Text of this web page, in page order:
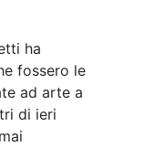
ha
fossero le
ad arte a
di ieri